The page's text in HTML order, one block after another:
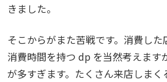
きました。
そこからがまた苦戦です。消費し
消費時間を持つ dp を当然考えます
が多すぎます。たくさん来店しまく